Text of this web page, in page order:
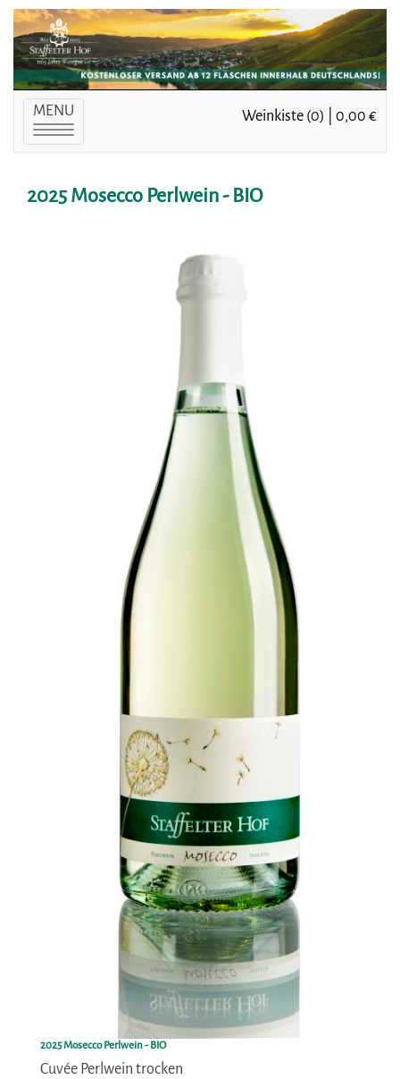
MENU
Toggle
navigation
Weinkiste (0) | 0,00 €
2025 Mosecco Perlwein - BIO
2025 Mosecco Perlwein - BIO
Cuvée Perlwein trocken